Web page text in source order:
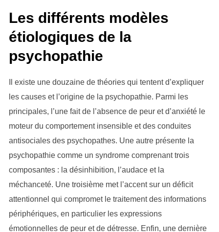
Les différents modèles
étiologiques de la
psychopathie
Il existe une douzaine de théories qui tentent d’expliquer
les causes et l’origine de la psychopathie. Parmi les
principales, l’une fait de l’absence de peur et d’anxiété le
moteur du comportement insensible et des conduites
antisociales des psychopathes. Une autre présente la
psychopathie comme un syndrome comprenant trois
composantes : la désinhibition, l’audace et la
méchanceté. Une troisième met l’accent sur un déficit
attentionnel qui compromet le traitement des informations
périphériques, en particulier les expressions
émotionnelles de peur et de détresse. Enfin, une dernière